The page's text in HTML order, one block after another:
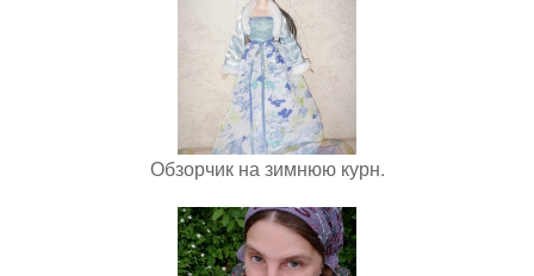
Обзорчик на зимнюю курн.